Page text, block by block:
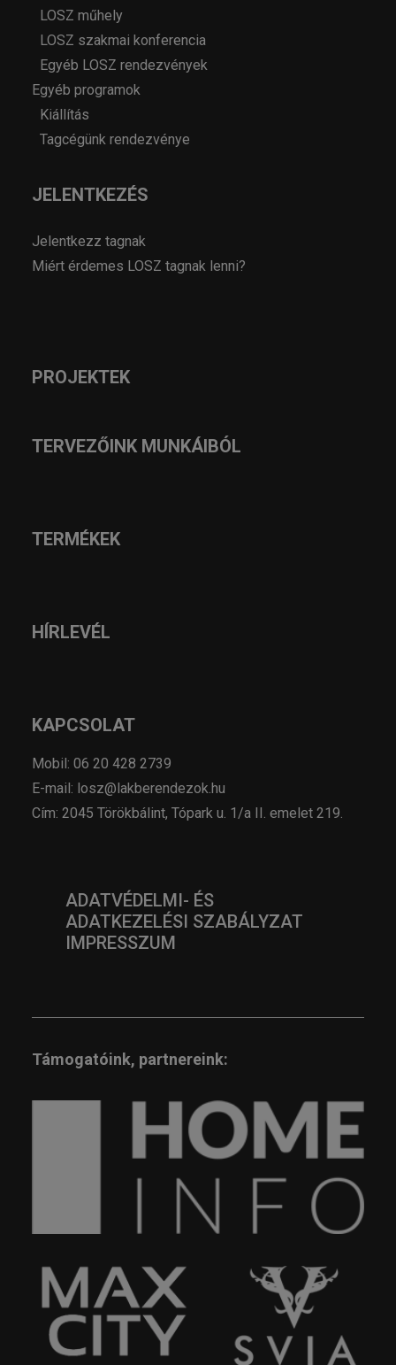
LOSZ műhely
LOSZ szakmai konferencia
Egyéb LOSZ rendezvények
Egyéb programok
Kiállítás
Tagcégünk rendezvénye
JELENTKEZÉS
Jelentkezz tagnak
Miért érdemes LOSZ tagnak lenni?
PROJEKTEK
TERVEZŐINK MUNKÁIBÓL
TERMÉKEK
HÍRLEVÉL
KAPCSOLAT
Mobil: 06 20 428 2739
E-mail: losz@lakberendezok.hu
Cím: 2045 Törökbálint, Tópark u. 1/a II. emelet 219.
ADATVÉDELMI- ÉS
ADATKEZELÉSI SZABÁLYZAT
IMPRESSZUM
Támogatóink, partnereink: